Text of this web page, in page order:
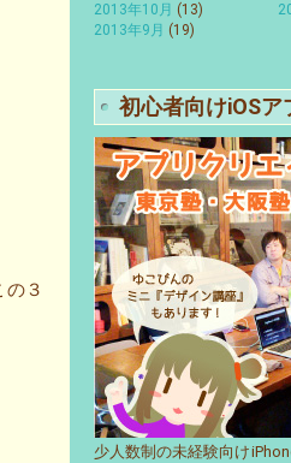
３
2013年10月 (13)
2013年9月 (19)
初心者向けiOSア
少人数制の未経験向け